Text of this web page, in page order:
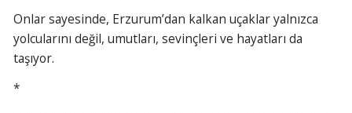
Onlar sayesinde, Erzurum’dan kalkan uçaklar yalnızca
yolcularını değil, umutları, sevinçleri ve hayatları da
taşıyor.
*